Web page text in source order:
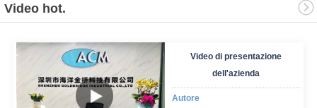
Video hot.
Video di presentazione
dell'azienda
Autore